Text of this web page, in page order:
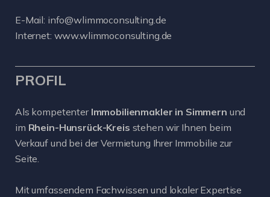
E-Mail: info@wlimmoconsulting.de
Internet: www.wlimmoconsulting.de
PROFIL
Als kompetenter Immobilienmakler in Simmern und
im Rhein-Hunsrück-Kreis stehen wir Ihnen beim
Verkauf und bei der Vermietung Ihrer Immobilie zur
Seite.
Mit umfassendem Fachwissen und lokaler Expertise